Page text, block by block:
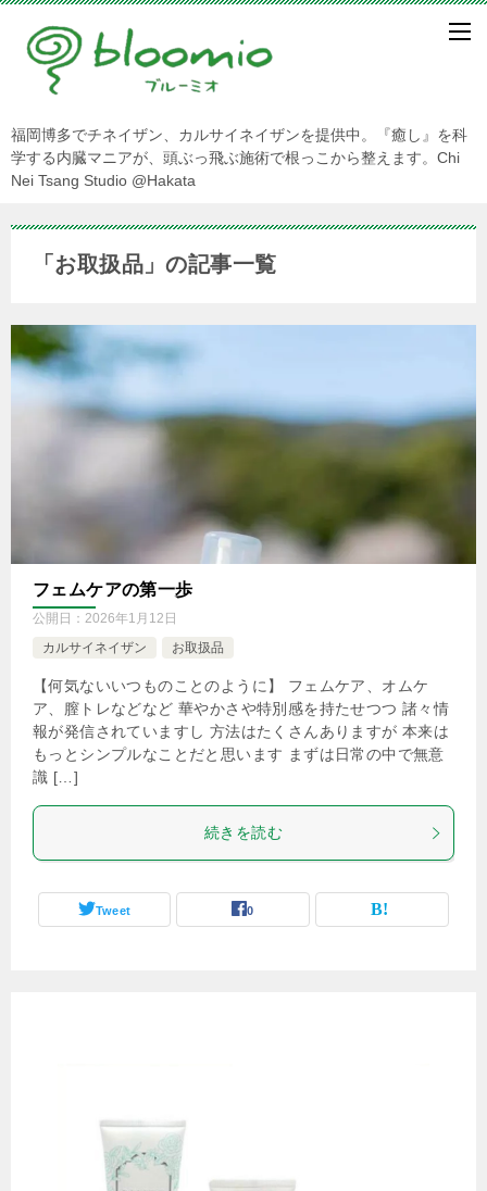
福岡博多でチネイザン、カルサイネイザンを提供中。『癒し』を科
学する内臓マニアが、頭ぶっ飛ぶ施術で根っこから整えます。Chi
Nei Tsang Studio @Hakata
「お取扱品」の記事一覧
フェムケアの第一歩
公開日： 2026年1月12日
カルサイネイザン
お取扱品
【何気ないいつものことのように】 フェムケア、オムケ
ア、膣トレなどなど 華やかさや特別感を持たせつつ 諸々情
報が発信されていますし 方法はたくさんありますが 本来は
もっとシンプルなことだと思います まずは日常の中で無意
識 […]
続きを読む
Tweet 0